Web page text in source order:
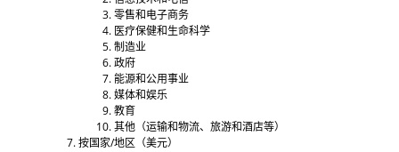
零售和电子商务
医疗保健和生命科学
制造业
政府
能源和公用事业
媒体和娱乐
教育
其他（运输和物流、旅游和酒店等）
按国家/地区（美元）